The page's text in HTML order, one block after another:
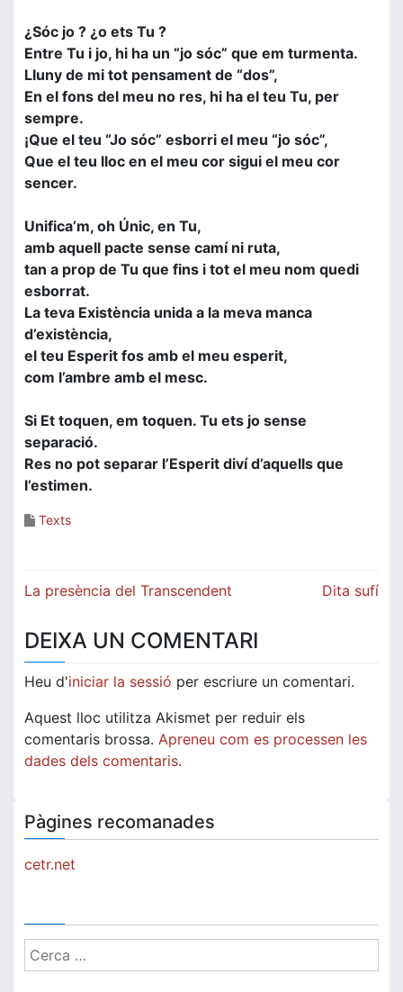
¿Sóc jo ? ¿o ets Tu ?
Entre Tu i jo, hi ha un “jo sóc” que em turmenta.
Lluny de mi tot pensament de “dos”,
En el fons del meu no res, hi ha el teu Tu, per
sempre.
¡Que el teu “Jo sóc” esborri el meu “jo sóc”,
Que el teu lloc en el meu cor sigui el meu cor
sencer.
Unifica’m, oh Únic, en Tu,
amb aquell pacte sense camí ni ruta,
tan a prop de Tu que fins i tot el meu nom quedi
esborrat.
La teva Existència unida a la meva manca
d’existència,
el teu Esperit fos amb el meu esperit,
com l’ambre amb el mesc.
Si Et toquen, em toquen. Tu ets jo sense
separació.
Res no pot separar l’Esperit diví d’aquells que
l’estimen.
Texts
Navegació
La presència del Transcendent Dita sufí
DEIXA UN COMENTARI
Heu d'iniciar la sessió per escriure un comentari.
Aquest lloc utilitza Akismet per reduir els
comentaris brossa. Apreneu com es processen les
dades dels comentaris.
Pàgines recomanades
cetr.net
Cerca: